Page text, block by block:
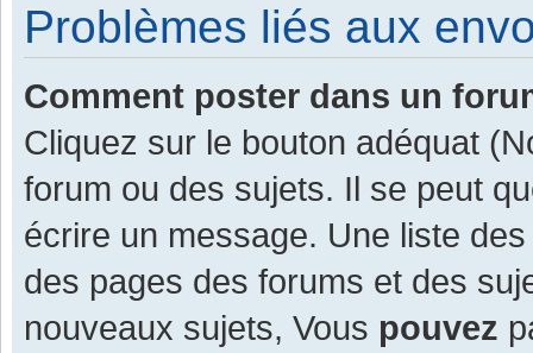
Problèmes liés aux
Comment poster dans un
Cliquez sur le bouton adéquat
forum ou des sujets. Il se peut
écrire un message. Une liste
des pages des forums et des
nouveaux sujets, Vous pouvez